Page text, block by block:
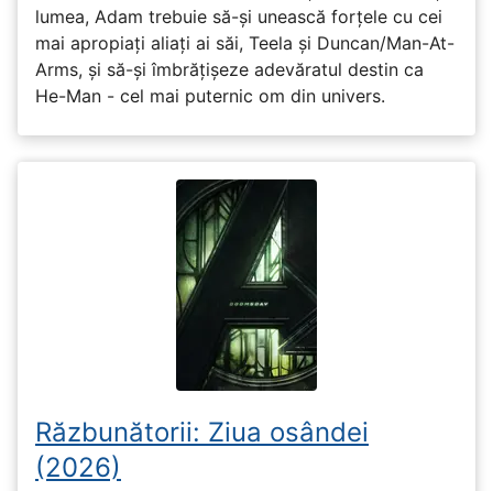
lumea, Adam trebuie să-și unească forțele cu cei
mai apropiați aliați ai săi, Teela și Duncan/Man-At-
Arms, și să-și îmbrățișeze adevăratul destin ca
He-Man - cel mai puternic om din univers.
Răzbunătorii: Ziua osândei
(2026)